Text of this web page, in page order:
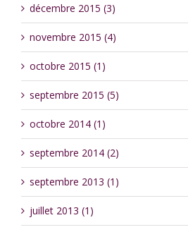
décembre 2015 (3)
novembre 2015 (4)
octobre 2015 (1)
septembre 2015 (5)
octobre 2014 (1)
septembre 2014 (2)
septembre 2013 (1)
juillet 2013 (1)